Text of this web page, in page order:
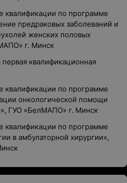
квалификации по программе
предраковых заболеваний и
женских половых
г. Минск
квалификационная
квалификации по программе
онкологической помощи
ГУО «БелМАПО» г. Минск
квалификации по программе
в амбулаторной хирургии»,